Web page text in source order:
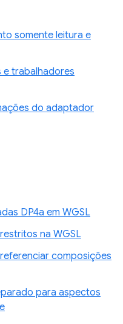
somente leitura e
e trabalhadores
do adaptador
DP4a em WGSL
na WGSL
composições
para aspectos